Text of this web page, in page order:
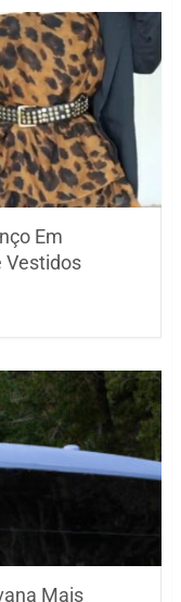
Em
Vestidos
Mais